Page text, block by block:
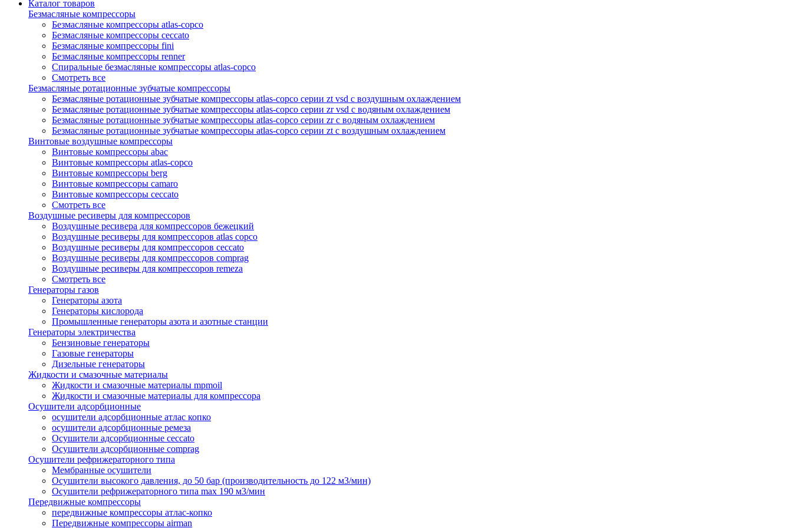
Каталог товаров
Безмасляные компрессоры
Безмасляные компрессоры atlas-copco
Безмасляные компрессоры ceccato
Безмасляные компрессоры fini
Безмасляные компрессоры renner
Спиральные безмасляные компрессоры atlas-copco
Смотреть все
Безмасляные ротационные зубчатые компрессоры
Безмасляные ротационные зубчатые компрессоры atlas-copco серии zt vsd с воздушным охлаждением
Безмасляные ротационные зубчатые компрессоры atlas-copco серии zr vsd с водяным охлаждением
Безмасляные ротационные зубчатые компрессоры atlas-copco серии zr с водяным охлаждением
Безмасляные ротационные зубчатые компрессоры atlas-copco серии zt с воздушным охлаждением
Винтовые воздушные компрессоры
Винтовые компрессоры abac
Винтовые компрессоры atlas-copco
Винтовые компрессоры berg
Винтовые компрессоры camaro
Винтовые компрессоры ceccato
Смотреть все
Воздушные ресиверы для компрессоров
Воздушные ресивера для компрессоров бежецкий
Воздушные ресиверы для компрессоров atlas copco
Воздушные ресиверы для компрессоров ceccato
Воздушные ресиверы для компрессоров comprag
Воздушные ресиверы для компрессоров remeza
Смотреть все
Генераторы газов
Генераторы азота
Генераторы кислорода
Промышленные генераторы азота и азотные станции
Генераторы электричества
Бензиновые генераторы
Газовые генераторы
Дизельные генераторы
Жидкости и смазочные материалы
Жидкости и смазочные материалы mpmoil
Жидкости и смазочные материалы для компрессора
Осушители адсорбционные
осушители адсорбционные атлас копко
осушители адсорбционные ремеза
Осушители адсорбционные ceccato
Осушители адсорбционные comprag
Осушители рефрижераторного типа
Мембранные осушители
Осушители высокого давления, до 50 бар (производительность до 122 м3/мин)
Осушители рефрижераторного типа max 190 м3/мин
Передвижные компрессоры
передвижные компрессоры атлас-копко
Передвижные компрессоры airman